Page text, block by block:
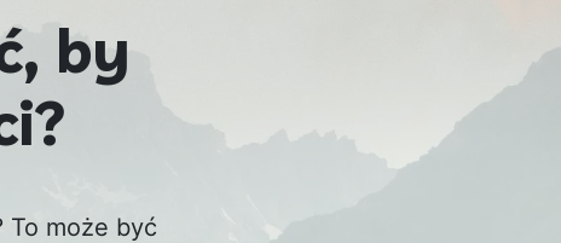
by
To może być